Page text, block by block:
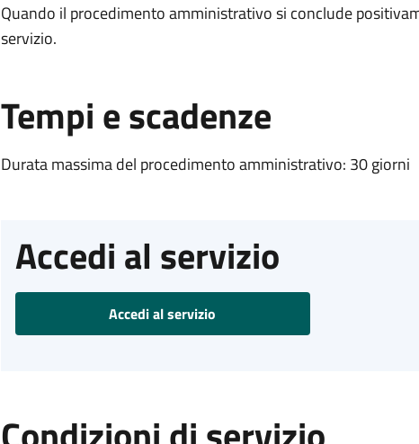
Quando il procedimento amministrativo si conclude
servizio.
Tempi e scadenze
Durata massima del procedimento amministrativo: 30 giorni
Accedi al servizio
Accedi al servizio